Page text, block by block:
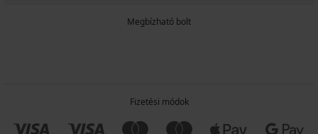
Megbízható bolt
Fizetési módok